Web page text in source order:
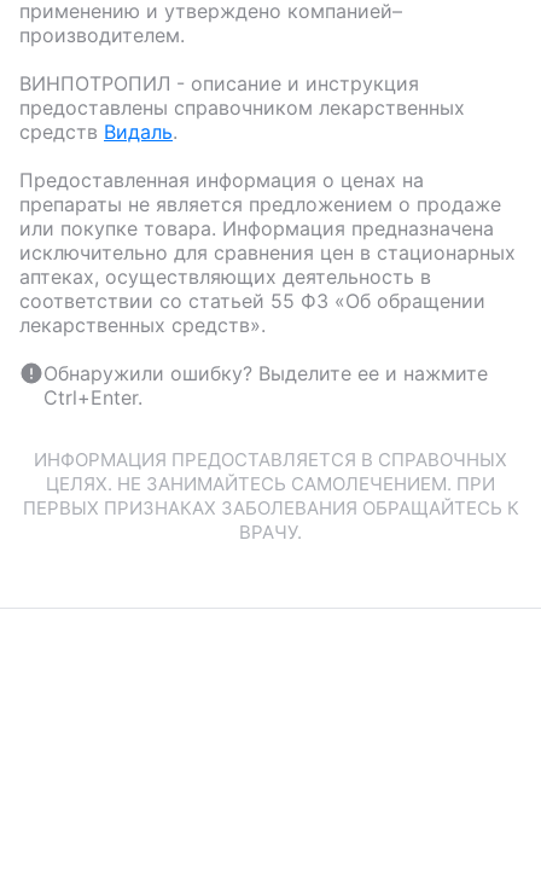
применению и утверждено компанией–
производителем.
ВИНПОТРОПИЛ - описание и инструкция
предоставлены справочником лекарственных
средств Видаль.
Предоставленная информация о ценах на
препараты не является предложением о продаже
или покупке товара. Информация предназначена
исключительно для сравнения цен в стационарных
аптеках, осуществляющих деятельность в
соответствии со статьей 55 ФЗ «Об обращении
лекарственных средств».
Обнаружили ошибку? Выделите ее и нажмите
Ctrl+Enter.
ИНФОРМАЦИЯ ПРЕДОСТАВЛЯЕТСЯ В СПРАВОЧНЫХ
ЦЕЛЯХ. НЕ ЗАНИМАЙТЕСЬ САМОЛЕЧЕНИЕМ. ПРИ
ПЕРВЫХ ПРИЗНАКАХ ЗАБОЛЕВАНИЯ ОБРАЩАЙТЕСЬ К
ВРАЧУ.